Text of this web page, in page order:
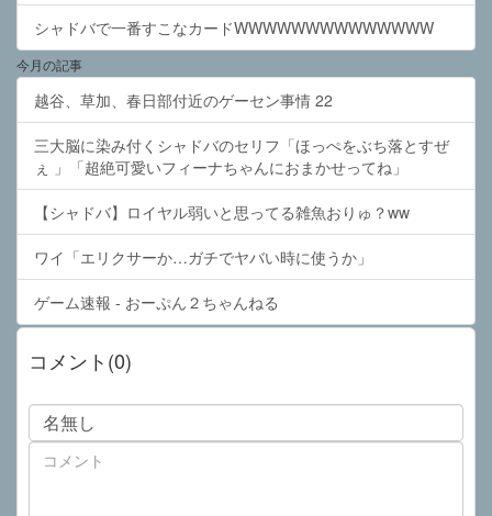
シャドバで一番すこなカードWWWWWWWWWWWWWW
今月の記事
越谷、草加、春日部付近のゲーセン事情 22
三大脳に染み付くシャドバのセリフ「ほっぺをぶち落とすぜ
ぇ 」「超絶可愛いフィーナちゃんにおまかせってね」
【シャドバ】ロイヤル弱いと思ってる雑魚おりゅ？ww
ワイ「エリクサーか…ガチでヤバい時に使うか」
ゲーム速報 - おーぷん２ちゃんねる
コメント(0)